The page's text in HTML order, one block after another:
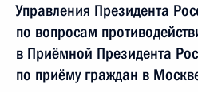
Управления Президента
по вопросам
в Приёмной Президента
по приёму граждан в